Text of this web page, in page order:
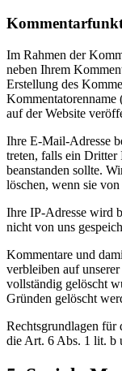
Im Rahmen der
neben Ihrem
Erstellung des
auf der Website
Ihre E-Mail-Adresse
treten, falls ein
beanstanden sollte.
löschen, wenn sie
Ihre IP-Adresse wird
nicht von uns
Kommentare und
verbleiben auf
vollständig gelöscht
Gründen gelöscht
Rechtsgrundlagen für
die Art. 6 Abs. 1 lit.